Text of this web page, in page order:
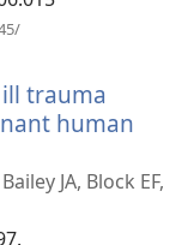
окне)
trauma
human
JA, Block EF,